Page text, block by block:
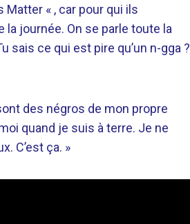
Matter « , car pour qui ils
journée. On se parle toute la
sais ce qui est pire qu’un n-gga ?
des négros de mon propre
quand je suis à terre. Je ne
C’est ça. »